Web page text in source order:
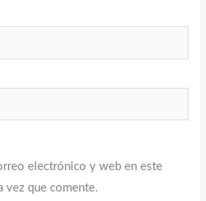
electrónico y web en este
vez que comente.